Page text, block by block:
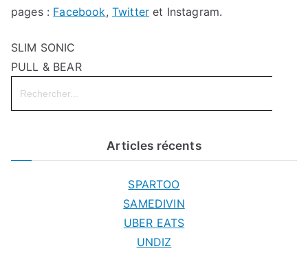
pages : Facebook, Twitter et Instagram.
SLIM SONIC
PULL & BEAR
Search
for:
Articles récents
SPARTOO
SAMEDIVIN
UBER EATS
UNDIZ